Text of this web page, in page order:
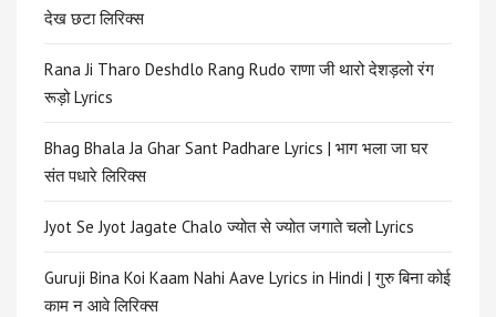
देख छटा लिरिक्स
Rana Ji Tharo Deshdlo Rang Rudo राणा जी थारो देशड़लो रंग
रूड़ो Lyrics
Bhag Bhala Ja Ghar Sant Padhare Lyrics | भाग भला जा घर
संत पधारे लिरिक्स
Jyot Se Jyot Jagate Chalo ज्योत से ज्योत जगाते चलो Lyrics
Guruji Bina Koi Kaam Nahi Aave Lyrics in Hindi | गुरु बिना कोई
काम न आवे लिरिक्स